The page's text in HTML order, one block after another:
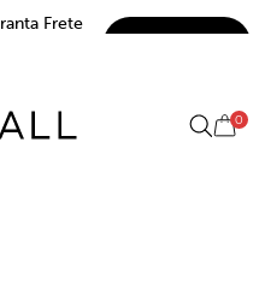
Frete
0